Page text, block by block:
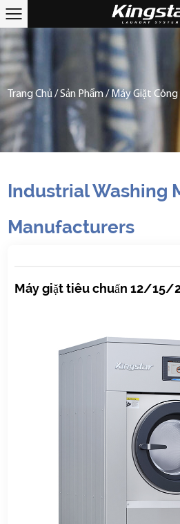
Trang Chủ/Sản Phẩm/ Máy Giặt
Industrial Washing
Manufacturers
Máy giặt tiêu chuẩn 12/